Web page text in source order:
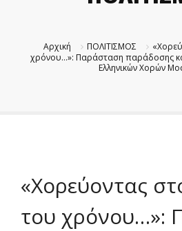
Αρχική ΠΟΛΙΤΙΣΜΟΣ
χρόνου…»: Παράσταση παράδοσης
Ελληνικών Χορών
«Χορεύοντας
του χρόνου…»: